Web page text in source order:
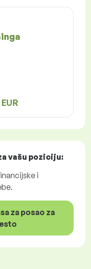
vašu poziciju:
i
za posao za